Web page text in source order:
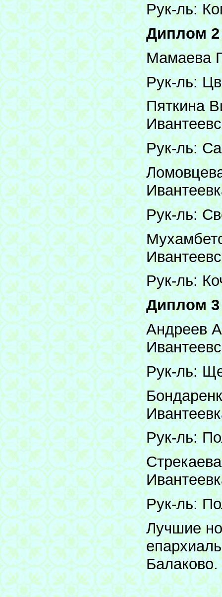
Рук-ль:
Диплом 2
Мамаева
Рук-ль:
Пяткина
Рук-ль:
Рук-ль:
Рук-ль:
Диплом 3
Андреев
Рук-ль:
Рук-ль:
Рук-ль:
Лучшие
Балаково.